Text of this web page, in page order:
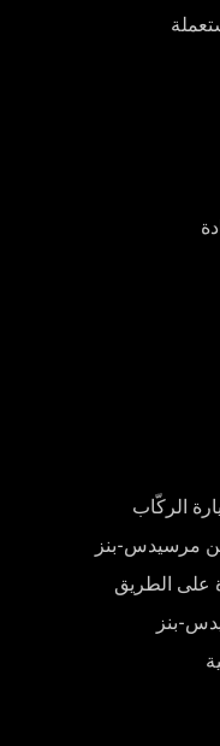
الركّاب
مرسيدس-بنز
على الطريق
بنز